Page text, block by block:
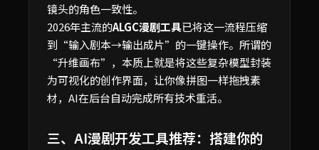
镜头的角色一致性。
2026年主流的ALGC漫剧工具已将这一流程压缩
到“输入剧本→输出成片”的一键操作。所谓的
“升维画布”，本质上就是将这些复杂模型封装
为可视化的创作界面，让你像拼图一样拖拽素
材，AI在后台自动完成所有技术重活。
三、AI漫剧开发工具推荐：搭建你的